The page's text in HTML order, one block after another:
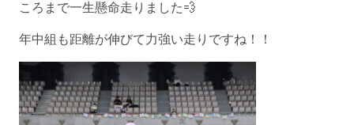
ころまで一生懸命走りました💨
年中組も距離が伸びて力強い走りですね！！